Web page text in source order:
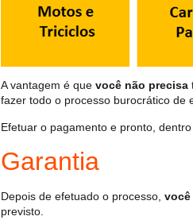
A vantagem é que você não precisa
fazer todo o processo burocrático de
Efetuar o pagamento e pronto,
Garantia
Depois de efetuado o processo, você
previsto.